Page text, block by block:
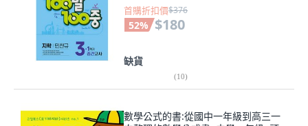
首購折扣價$376
52% $180
缺貨
(10)
數學公式的書:從國中一年級到高三一